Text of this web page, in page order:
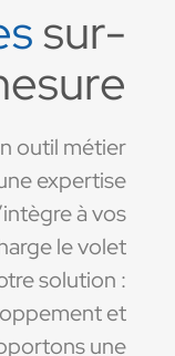
sur-
outil métier
expertise
à vos
le volet
solution :
et
une